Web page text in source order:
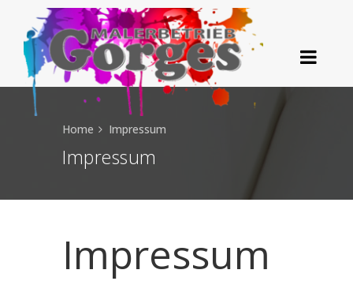
Impressum
Home Impressum
Impressum